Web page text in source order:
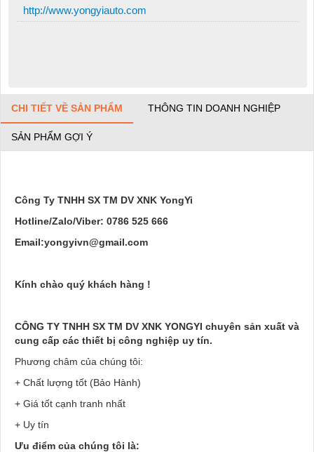
http://www.yongyiauto.com
CHI TIẾT VỀ SẢN PHẨM THÔNG TIN DOANH NGHIỆP
SẢN PHẨM GỢI Ý
Công Ty TNHH SX TM DV XNK YongYi
Hotline/Zalo/Viber: 0786 525 666
Email:yongyivn@gmail.com
Kính chào quý khách hàng !
CÔNG TY TNHH SX TM DV XNK YONGYI chuyên sản xuất và
cung cấp các thiết bị công nghiệp uy tín.
Phương châm của chúng tôi:
+ Chất lượng tốt (Bảo Hành)
+ Giá tốt cạnh tranh nhất
+ Uy tín
Ưu điểm của chúng tôi là: